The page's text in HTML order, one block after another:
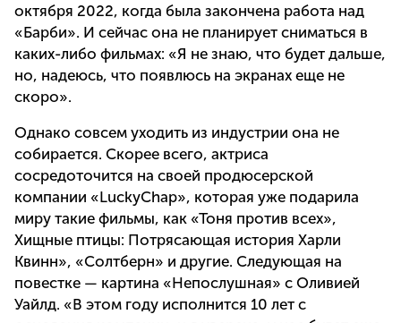
октября 2022, когда была закончена работа над
«Барби». И сейчас она не планирует сниматься в
каких-либо фильмах: «Я не знаю, что будет дальше,
но, надеюсь, что появлюсь на экранах еще не
скоро».
Однако совсем уходить из индустрии она не
собирается. Скорее всего, актриса
сосредоточится на своей продюсерской
компании «LuckyChap», которая уже подарила
миру такие фильмы, как «Тоня против всех»,
Хищные птицы: Потрясающая история Харли
Квинн», «Солтберн» и другие. Следующая на
повестке — картина «Непослушная» с Оливией
Уайлд. «В этом году исполнится 10 лет с